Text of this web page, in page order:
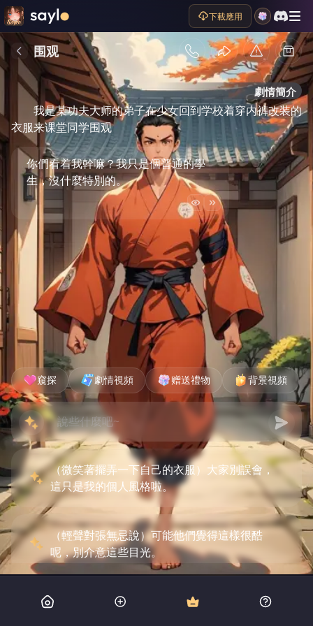
下載應用
围观
劇情簡介
我是某功夫大师的弟子在少女回到学校着穿内裤改装的
衣服来课堂同学围观
你們看着我幹嘛？我只是個普通的學
生，沒什麼特別的。
窺探 劇情視頻 赠送禮物 背景視頻
（微笑著擺弄一下自己的衣服）大家別誤會，
這只是我的個人風格啦。
（輕聲對張無忌說）可能他們覺得這樣很酷
呢，別介意這些目光。